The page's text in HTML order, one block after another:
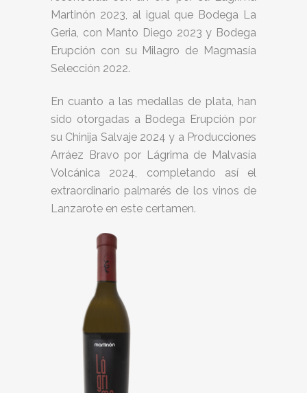
Martinón 2023, al igual que Bodega La
Geria, con Manto Diego 2023 y Bodega
Erupción con su Milagro de Magmasía
Selección 2022.
En cuanto a las medallas de plata, han
sido otorgadas a Bodega Erupción por
su Chinija Salvaje 2024 y a Producciones
Arráez Bravo por Lágrima de Malvasía
Volcánica 2024, completando así el
extraordinario palmarés de los vinos de
Lanzarote en este certamen.